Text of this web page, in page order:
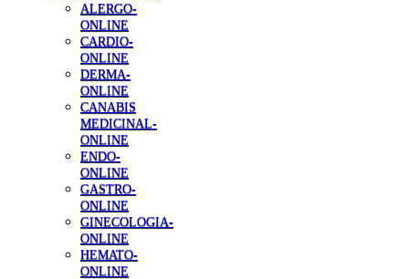
ALERGO-
ONLINE
CARDIO-
ONLINE
DERMA-
ONLINE
CANABIS
MEDICINAL-
ONLINE
ENDO-
ONLINE
GASTRO-
ONLINE
GINECOLOGIA-
ONLINE
HEMATO-
ONLINE